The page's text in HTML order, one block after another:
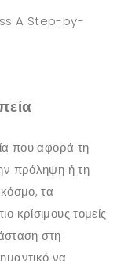
A Step-by-
που αφορά τη
πρόληψη ή τη
τα
κρίσιμους τομείς
στη
να